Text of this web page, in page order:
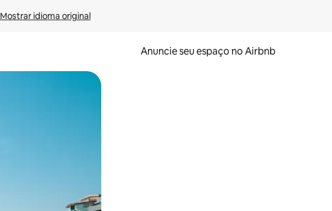
Mostrar idioma original
Anuncie seu espaço no Airbnb